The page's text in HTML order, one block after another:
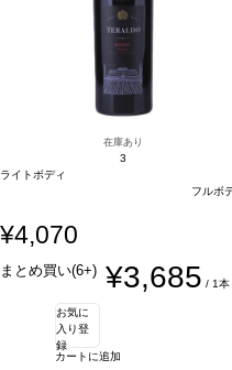
在庫あり
3
ライトボディ
フルボ
¥4,070
まとめ買い(6+) ¥3,685 / 1本
お気に
入り登
録
カートに追加